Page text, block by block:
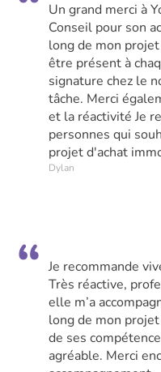
Un grand merci à
Conseil pour son
long de mon
être présent à
signature chez le
tâche. Merci
et la réactivité Je
personnes qui
projet d'achat
Dylan
Je recommande
Très réactive,
elle m’a
long de mon
de ses
agréable. Merci